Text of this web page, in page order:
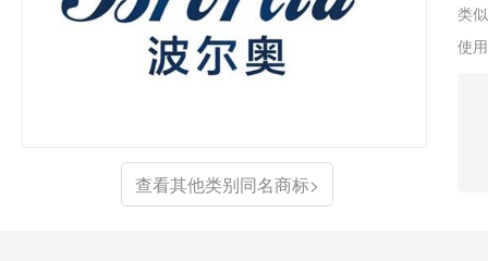
查看其他类别同名商标>
类
使
用户 S**4 购买 天***
用户 S**6 购买 七***
用户 S**0 购买 冠***
用户 S**9 购买 停***
用户 S**0 购买 V***
用户 S**1 购买 皇***